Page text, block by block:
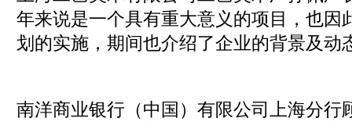
年来说是一个具有重大意义的项目，也因
划的实施，期间也介绍了企业的背景及动
南洋商业银行（中国）有限公司上海分行